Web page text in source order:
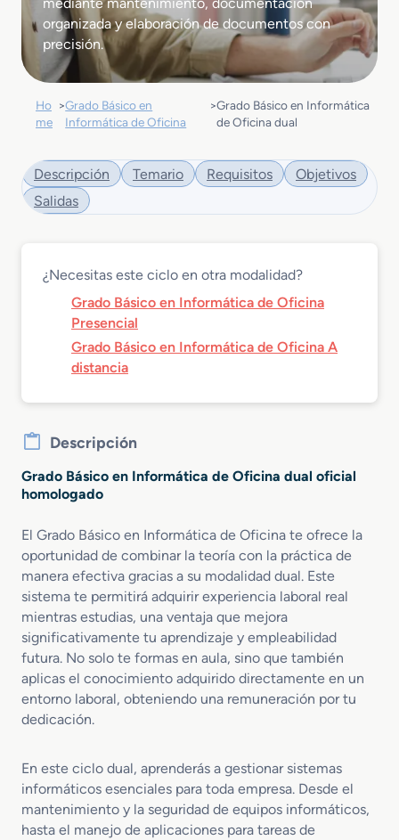
mediante mantenimiento, documentación
organizada y elaboración de documentos con
precisión.
Ho
me
>Grado Básico en
Informática de Oficina
>Grado Básico en Informática
de Oficina dual
Descripción Temario Requisitos
Objetivos
Salidas
¿Necesitas este ciclo en otra modalidad?
Grado Básico en Informática de Oficina
Presencial
Grado Básico en Informática de Oficina A
distancia
Descripción
Grado Básico en Informática de Oficina dual oficial
homologado
El Grado Básico en Informática de Oficina te ofrece la
oportunidad de combinar la teoría con la práctica de
manera efectiva gracias a su modalidad dual. Este
sistema te permitirá adquirir experiencia laboral real
mientras estudias, una ventaja que mejora
significativamente tu aprendizaje y empleabilidad
futura. No solo te formas en aula, sino que también
aplicas el conocimiento adquirido directamente en un
entorno laboral, obteniendo una remuneración por tu
dedicación.
En este ciclo dual, aprenderás a gestionar sistemas
informáticos esenciales para toda empresa. Desde el
mantenimiento y la seguridad de equipos informáticos,
hasta el manejo de aplicaciones para tareas de